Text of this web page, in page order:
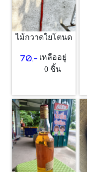
ไม้กวาดใยโตนด
70.- เหลืออยู่
0 ชิ้น